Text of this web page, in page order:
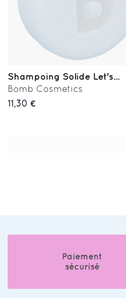
Shampoing Solide Let's...
Bomb Cosmetics
11,30 €
Paiement
sécurisé